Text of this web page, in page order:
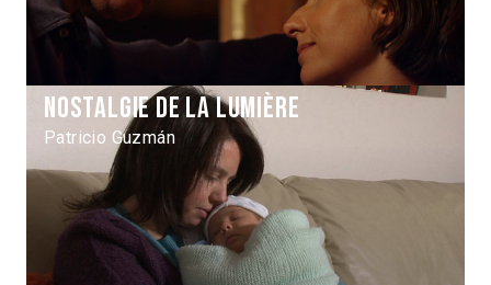
Nostalgie de la lumière
Patricio Guzmán